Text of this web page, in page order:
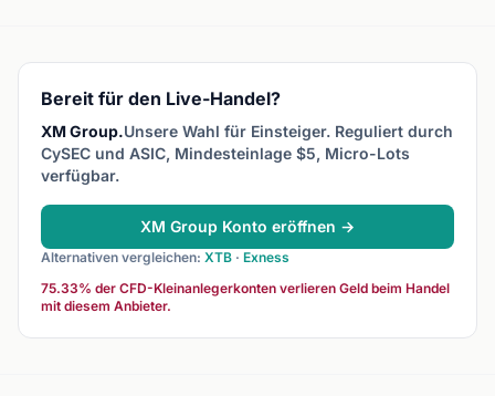
Bereit für den Live-Handel?
XM Group.Unsere Wahl für Einsteiger. Reguliert durch
CySEC und ASIC, Mindesteinlage $5, Micro-Lots
verfügbar.
XM Group Konto eröffnen →
Alternativen vergleichen: XTB · Exness
75.33% der CFD-Kleinanlegerkonten verlieren Geld beim Handel
mit diesem Anbieter.